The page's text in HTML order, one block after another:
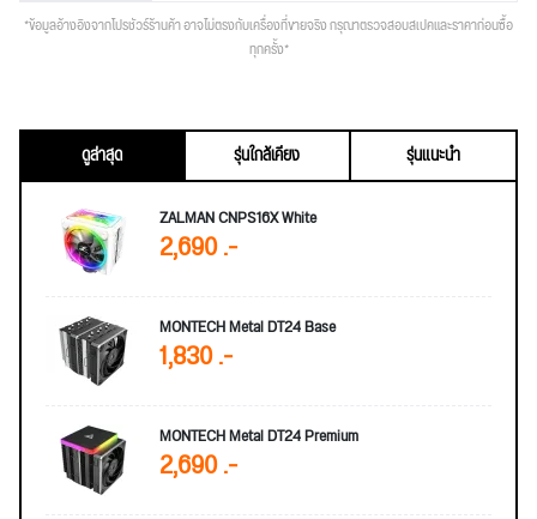
*ข้อมูลอ้างอิงจากโปรชัวร์ร้านค้า อาจไม่ตรงกับเครื่องที่ขายจริง กรุณาตรวจสอบสเปคและราคาก่อนซื้อ
ทุกครั้ง*
ดูล่าสุด รุ่นใกล้เคียง
รุ่นแนะนำ
ZALMAN CNPS16X White
2,690 .-
MONTECH Metal DT24 Base
1,830 .-
MONTECH Metal DT24 Premium
2,690 .-